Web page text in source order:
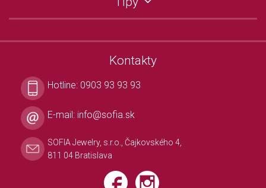
Kontakty
Hotline: 0903 93 93 93
E-mail: info@sofia.sk
SOFIA Jewelry, s.r.o., Čajkovského 4,
811 04 Bratislava